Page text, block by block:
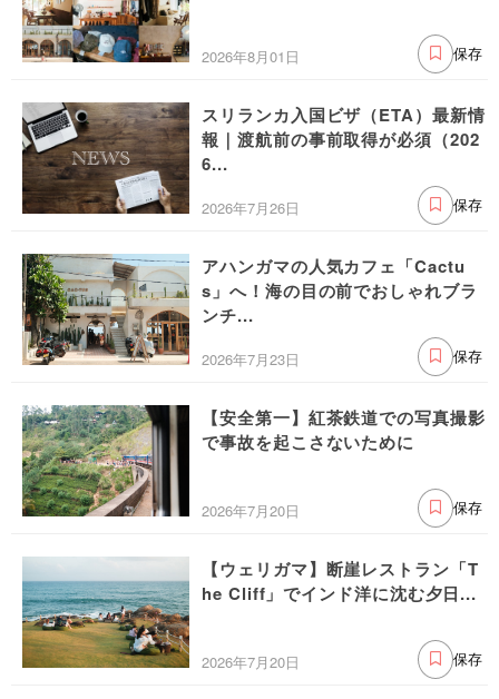
2026年8月01日 保存
スリランカ入国ビザ（ETA）最新情
報｜渡航前の事前取得が必須（202
6...
2026年7月26日 保存
アハンガマの人気カフェ「Cactu
s」へ！海の目の前でおしゃれブラ
ンチ...
2026年7月23日 保存
【安全第一】紅茶鉄道での写真撮影
で事故を起こさないために
2026年7月20日 保存
【ウェリガマ】断崖レストラン「T
he Cliff」でインド洋に沈む夕日...
2026年7月20日 保存